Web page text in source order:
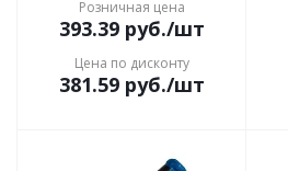
Розничная цена
393.39руб./шт
Цена по дисконту
381.59руб./шт